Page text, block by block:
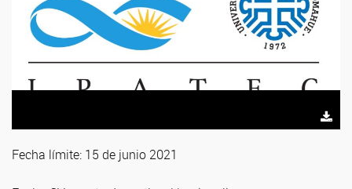
Fecha límite: 15 de junio 2021